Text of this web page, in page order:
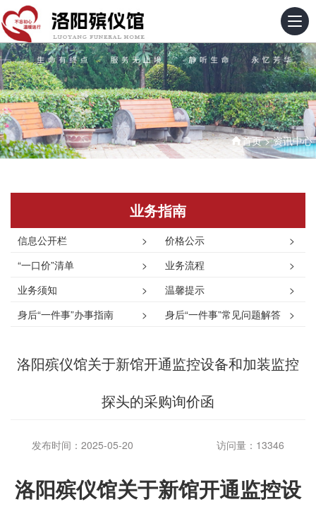
首页>资讯中心
业务指南
>
信息公开栏 >
价格公示
>
“一口价”清单 >
业务流程
>
业务须知 >
温馨提示
>
身后“一件事”办事指南 >
身后“一件事”常见问题解答
洛阳殡仪馆关于新馆开通监控设备和加装监控
探头的采购询价函
发布时间：2025-05-20 访问量：13346
洛阳殡仪馆关于新馆开通监控设